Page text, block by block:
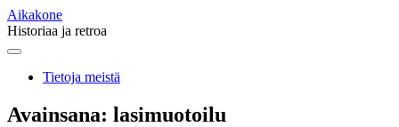
Aikakone
Historiaa ja retroa
Main
Skip
contentTietoja meistä
Avainsana: lasimuotoilu